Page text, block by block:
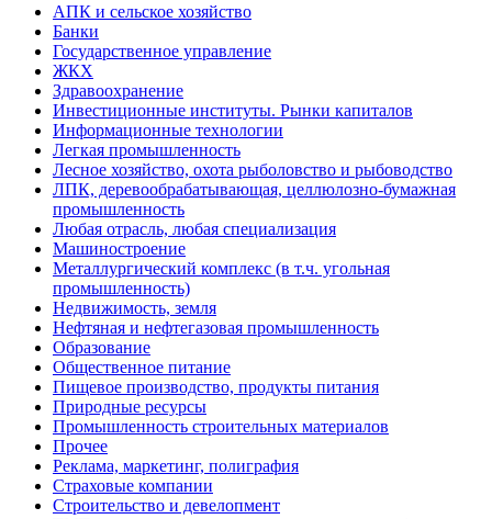
АПК и сельское хозяйство
Банки
Государственное управление
ЖКХ
Здравоохранение
Инвестиционные институты. Рынки капиталов
Информационные технологии
Легкая промышленность
Лесное хозяйство, охота рыболовство и рыбоводство
ЛПК, деревообрабатывающая, целлюлозно-бумажная
промышленность
Любая отрасль, любая специализация
Машиностроение
Металлургический комплекс (в т.ч. угольная
промышленность)
Недвижимость, земля
Нефтяная и нефтегазовая промышленность
Образование
Общественное питание
Пищевое производство, продукты питания
Природные ресурсы
Промышленность строительных материалов
Прочее
Реклама, маркетинг, полиграфия
Страховые компании
Строительство и девелопмент